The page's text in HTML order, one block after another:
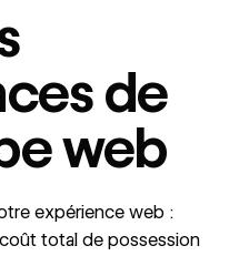
de
web
expérience web :
total de possession